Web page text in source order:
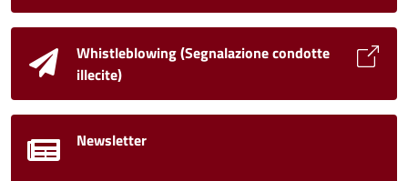
Whistleblowing (Segnalazione condotte
illecite)
Newsletter